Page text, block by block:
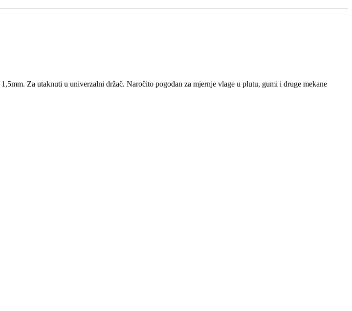
Za utaknuti u univerzalni držač. Naročito pogodan za mjernje vlage u plutu, gumi i druge mekane